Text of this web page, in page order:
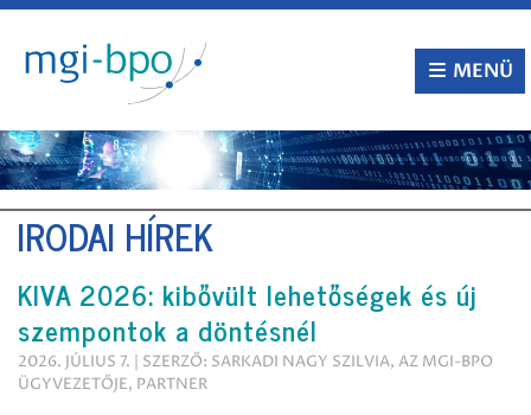
Tovább
tartalomra
MENÜ
IRODAI HÍREK
KIVA 2026: kibővült lehetőségek és új
szempontok a döntésnél
2026. JÚLIUS 7. | SZERZŐ: SARKADI NAGY SZILVIA, AZ MGI-BPO
ÜGYVEZETŐJE, PARTNER